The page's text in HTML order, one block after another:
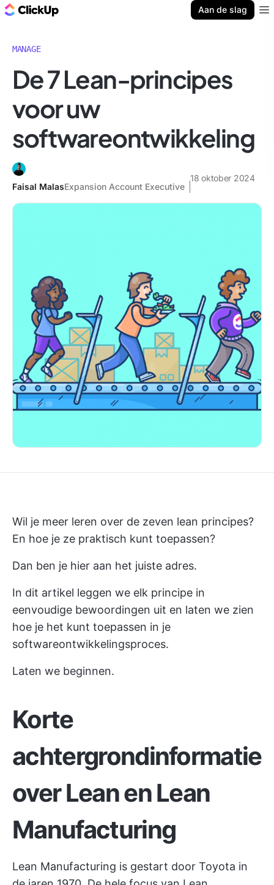
Aan de slag
MANAGE
De 7 Lean-principes
voor uw
softwareontwikkeling
Faisal MalasExpansion Account Executive
18 oktober 2024
Wil je meer leren over de zeven lean principes?
En hoe je ze praktisch kunt toepassen?
Dan ben je hier aan het juiste adres.
In dit artikel leggen we elk principe in
eenvoudige bewoordingen uit en laten we zien
hoe je het kunt toepassen in je
softwareontwikkelingsproces.
Laten we beginnen.
Korte
achtergrondinformatie
over Lean en Lean
Manufacturing
Lean Manufacturing is gestart door Toyota in